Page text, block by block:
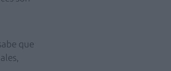
que